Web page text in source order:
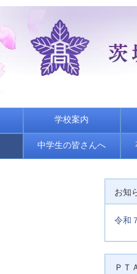
学校案内
中学生の皆さんへ
お知
令和
ＰＴ